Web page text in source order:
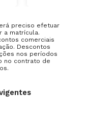
preciso efetuar
a matrícula.
comerciais
Descontos
nos períodos
no contrato de